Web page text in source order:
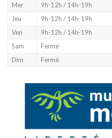
Mer
9h-12h / 14h-19h
Jeu
9h-12h / 14h-19h
Ven
9h-12h / 14h-19h
Sam
Fermé
Dim
Fermé